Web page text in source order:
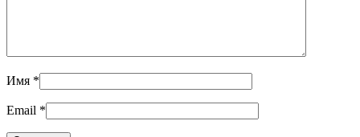
Имя *
Email *